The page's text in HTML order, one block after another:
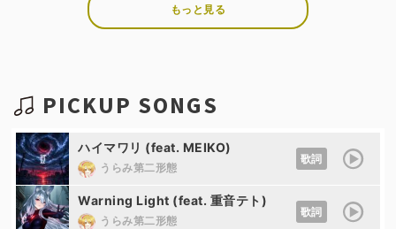
もっと見る
PICKUP SONGS
ハイマワリ (feat. MEIKO)
うらみ第二形態
歌詞
Warning Light (feat. 重音テト)
うらみ第二形態
歌詞